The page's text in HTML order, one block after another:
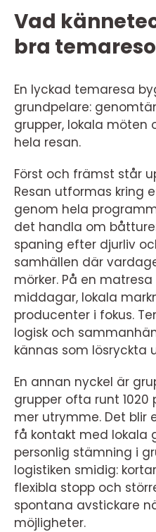
Vad
bra
En lyckad temaresa
grundpelare:
grupper, lokala möten
hela resan.
Först och främst står
Resan utformas kring
genom hela
det handla om
spaning efter djurliv
samhällen där
mörker. På en
middagar, lokala
producenter i fokus.
logisk och
kännas som lösryckta
En annan nyckel är
grupper ofta runt 1020
mer utrymme. Det blir
få kontakt med lokala
personlig stämning i
logistiken smidig:
flexibla stopp och
spontana avstickare
möjligheter.